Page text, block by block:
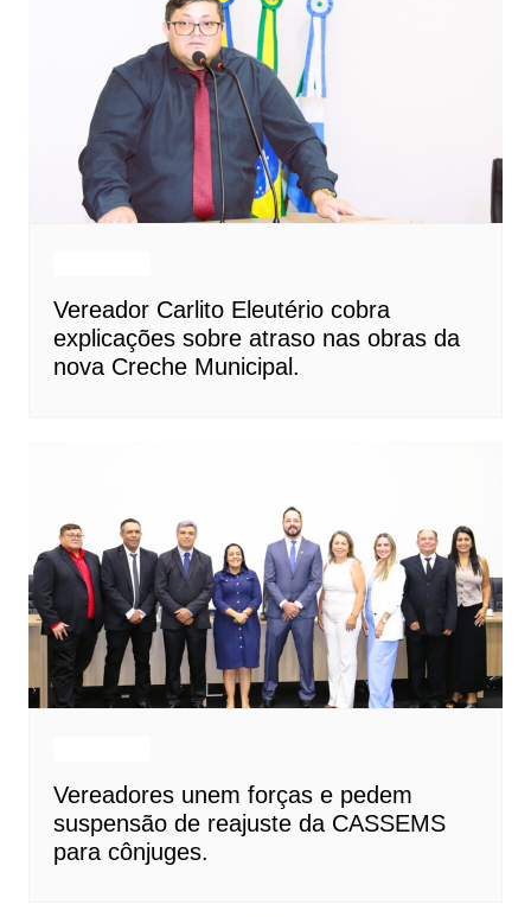
Vereador Carlito Eleutério cobra
explicações sobre atraso nas obras da
nova Creche Municipal.
Vereadores unem forças e pedem
suspensão de reajuste da CASSEMS
para cônjuges.